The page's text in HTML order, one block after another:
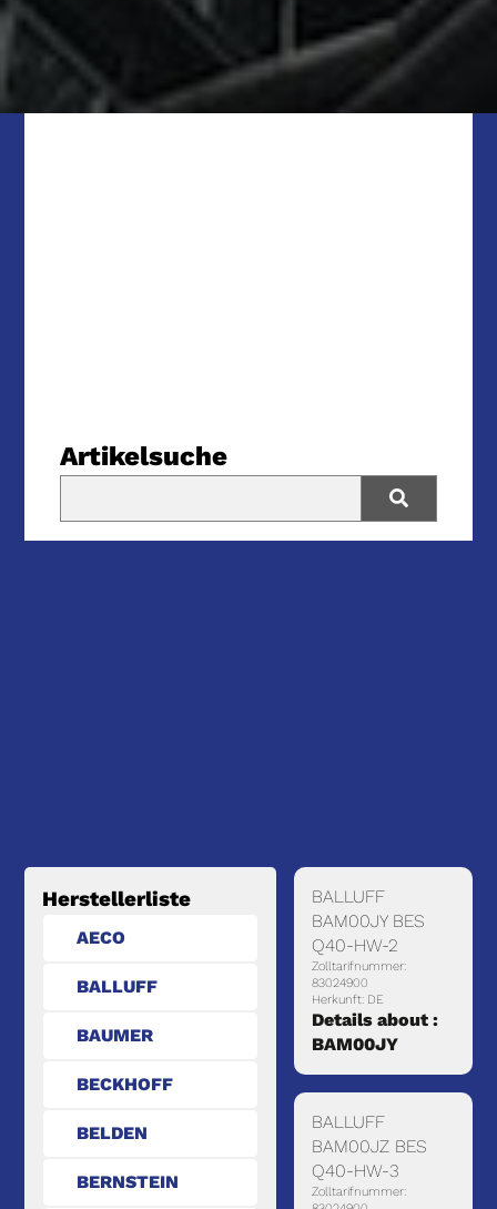
Artikelsuche
Herstellerliste
AECO
BALLUFF
BAUMER
BECKHOFF
BELDEN
BERNSTEIN
BALLUFF
BAM00JY BES
Q40-HW-2
Zolltarifnummer:
83024900
Herkunft: DE
Details about :
BAM00JY
BALLUFF
BAM00JZ BES
Q40-HW-3
Zolltarifnummer: